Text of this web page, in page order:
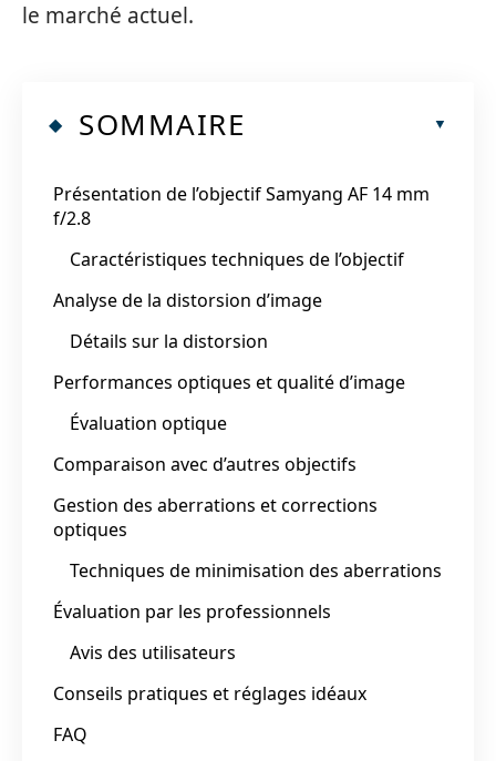
le marché actuel.
SOMMAIRE
Présentation de l’objectif Samyang AF 14 mm
f/2.8
Caractéristiques techniques de l’objectif
Analyse de la distorsion d’image
Détails sur la distorsion
Performances optiques et qualité d’image
Évaluation optique
Comparaison avec d’autres objectifs
Gestion des aberrations et corrections
optiques
Techniques de minimisation des aberrations
Évaluation par les professionnels
Avis des utilisateurs
Conseils pratiques et réglages idéaux
FAQ